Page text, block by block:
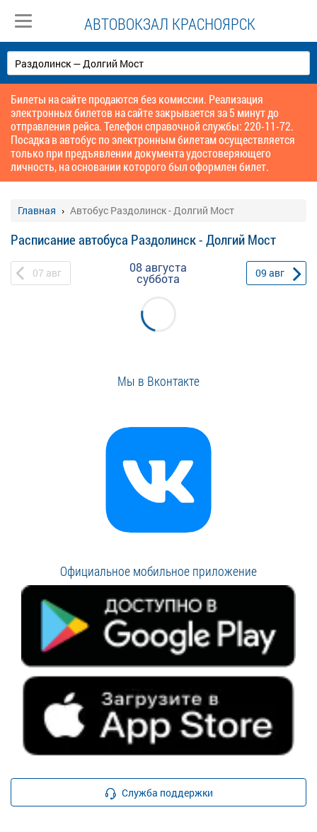
АВТОВОКЗАЛ КРАСНОЯРСК
Билеты на сайте продаются без комиссии. Реализация
электронных билетов на сайте закрывается за 5 минут до
отправления рейса. Телефон справочной службы: 220-11-72.
Посадка в автобус по электронным билетам осуществляется
только при предъявлении документа удостоверяющего
личность, на основании которого был оформлен билет.
Главная Автобус Раздолинск - Долгий Мост
Расписание автобуса Раздолинск - Долгий Мост
07 авг 08 августа
суббота 09 авг
Мы в Вконтакте
Официальное мобильное приложение
Служба поддержки